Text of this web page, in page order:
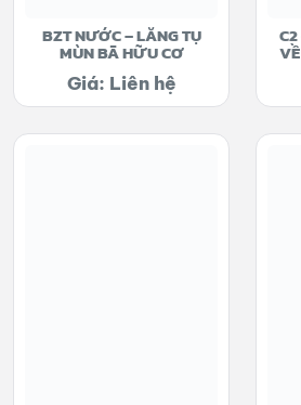
BZT NƯỚC – LẮNG TỤ
MÙN BÃ HỮU CƠ
Giá: Liên hệ